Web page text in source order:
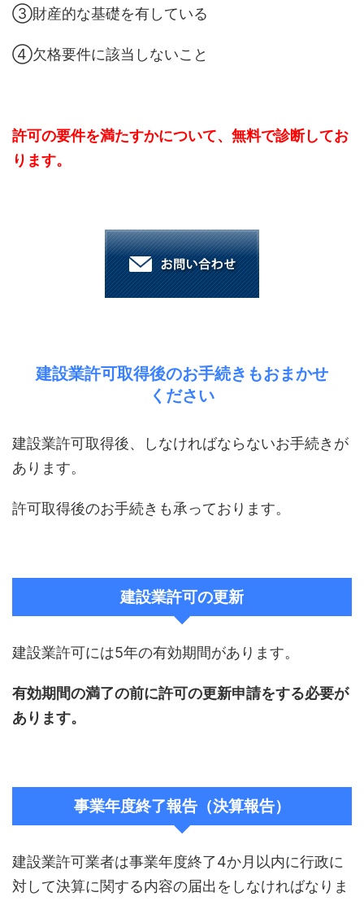
③財産的な基礎を有している
④欠格要件に該当しないこと
許可の要件を満たすかについて、無料で診断してお
ります。
建設業許可取得後のお手続きもおまかせ
ください
建設業許可取得後、しなければならないお手続きが
あります。
許可取得後のお手続きも承っております。
建設業許可の更新
建設業許可には5年の有効期間があります。
有効期間の満了の前に許可の更新申請をする必要が
あります。
事業年度終了報告（決算報告）
建設業許可業者は事業年度終了4か月以内に行政に
対して決算に関する内容の届出をしなければなりま